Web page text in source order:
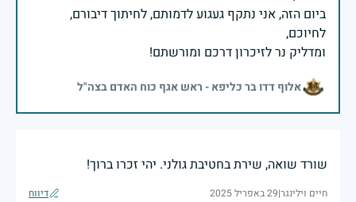
ביום הזה, אני נתקף געגוע לדמותם, לחיתוך דיבורם,
ומדליק נר לזיכרון דרכם ומורשתם!
אלוף דדו בר כליפא - ראש אגף כוח האדם בצה"ל
שורד שואה, שירת בחטיבת גולני. יהי זכרו ברוך!
חיים וילינגר|29 באפריל 2025 דיווח